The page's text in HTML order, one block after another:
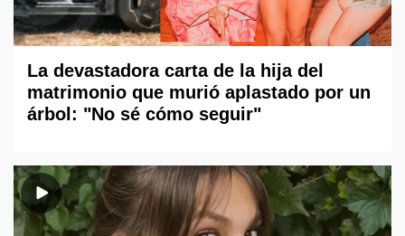
La devastadora carta de la hija del
matrimonio que murió aplastado por un
árbol: "No sé cómo seguir"